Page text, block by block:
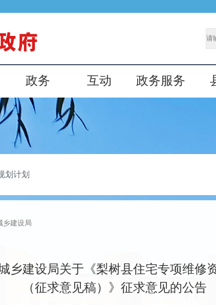
政务 互动 政务服务
划计划
乡建设局
乡建设局关于《梨树县住宅专项维修
（征求意见稿）》征求意见的公告